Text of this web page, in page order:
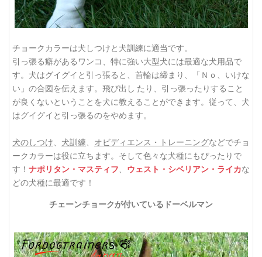
チョークカラーは犬しつけと犬訓練に適当です。
引っ張る癖があるワンコ、特に強い大型犬には最適な犬用品で
す。犬はグイグイと引っ張ると、首輪は締まり、「Ｎｏ、いけな
い」の合図を伝えます。飛び出し たり、引っ張ったりすること
が良くないということを犬に教えることができます。従って、犬
はグイグイと引っ張るのをやめます。
犬のしつけ 犬訓練 オビディエンス・トレーニングなどでチョ
ークカラーは役に立ちます。そして色々な犬種にもぴったりで
す！ ナポリタン・マスティフ 、 ウェスト・シベリアン・ライカな
どの犬種に最適です！
チェーンチョークが付いているドーベルマン